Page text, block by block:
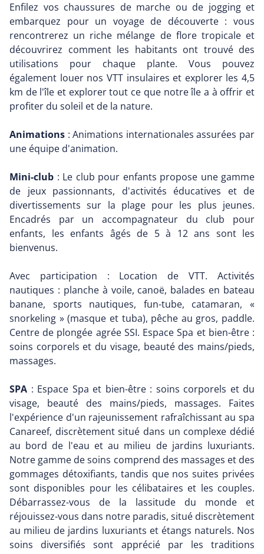
Enfilez vos chaussures de marche ou de jogging et
embarquez pour un voyage de découverte : vous
rencontrerez un riche mélange de flore tropicale et
découvrirez comment les habitants ont trouvé des
utilisations pour chaque plante. Vous pouvez
également louer nos VTT insulaires et explorer les 4,5
km de l'île et explorer tout ce que notre île a à offrir et
profiter du soleil et de la nature.
Animations : Animations internationales assurées par
une équipe d'animation.
Mini-club : Le club pour enfants propose une gamme
de jeux passionnants, d'activités éducatives et de
divertissements sur la plage pour les plus jeunes.
Encadrés par un accompagnateur du club pour
enfants, les enfants âgés de 5 à 12 ans sont les
bienvenus.
Avec participation : Location de VTT. Activités
nautiques : planche à voile, canoë, balades en bateau
banane, sports nautiques, fun-tube, catamaran, «
snorkeling » (masque et tuba), pêche au gros, paddle.
Centre de plongée agrée SSI. Espace Spa et bien-être :
soins corporels et du visage, beauté des mains/pieds,
massages.
SPA : Espace Spa et bien-être : soins corporels et du
visage, beauté des mains/pieds, massages. Faites
l'expérience d'un rajeunissement rafraîchissant au spa
Canareef, discrètement situé dans un complexe dédié
au bord de l'eau et au milieu de jardins luxuriants.
Notre gamme de soins comprend des massages et des
gommages détoxifiants, tandis que nos suites privées
sont disponibles pour les célibataires et les couples.
Débarrassez-vous de la lassitude du monde et
réjouissez-vous dans notre paradis, situé discrètement
au milieu de jardins luxuriants et étangs naturels. Nos
soins diversifiés sont apprécié par les traditions